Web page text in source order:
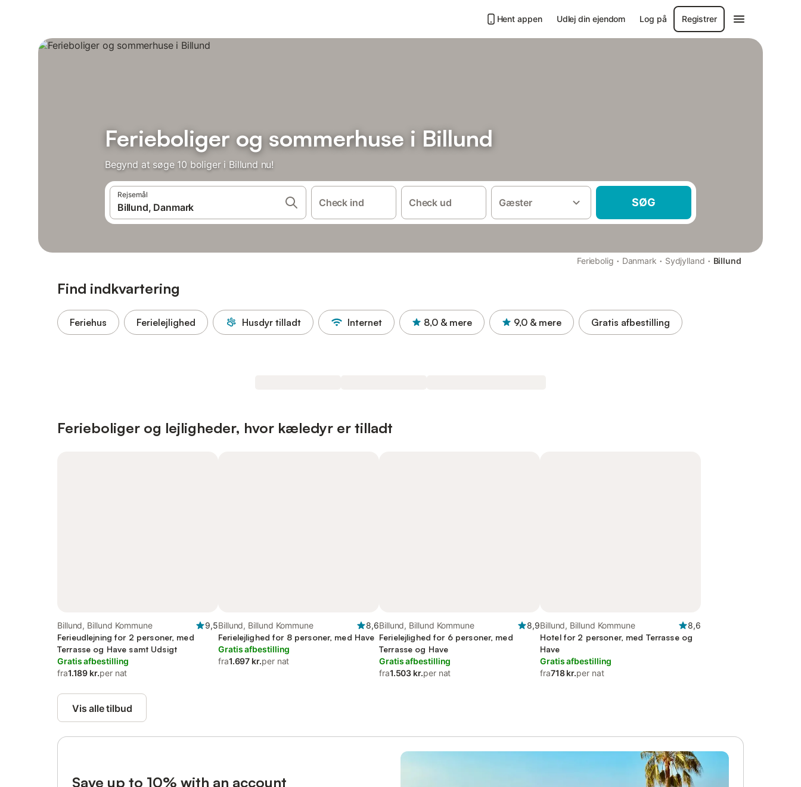
Hent appen Udlej din ejendom Log på Registrer
Ferieboliger og sommerhuse i Billund
Begynd at søge 10 boliger i Billund nu!
Rejsemål
Check ind Check ud Gæster SØG
Feriebolig · Danmark · Sydjylland · Billund
Find indkvartering
Feriehus Ferielejlighed Husdyr tilladt Internet 8,0 & mere 9,0 & mere Gratis afbestilling
Ferieboliger og lejligheder, hvor kæledyr er tilladt
Billund, Billund Kommune
9,5
Ferieudlejning for 2 personer, med
Terrasse og Have samt Udsigt
Gratis afbestilling
fra1.189 kr.per nat
Billund, Billund Kommune
8,6
Ferielejlighed for 8 personer, med Have
Gratis afbestilling
fra1.697 kr.per nat
Billund, Billund Kommune
8,9
Ferielejlighed for 6 personer, med
Terrasse og Have
Gratis afbestilling
fra1.503 kr.per nat
Billund, Billund Kommune
8,6
Hotel for 2 personer, med Terrasse og
Have
Gratis afbestilling
fra718 kr.per nat
Vis alle tilbud
Save up to 10% with an account